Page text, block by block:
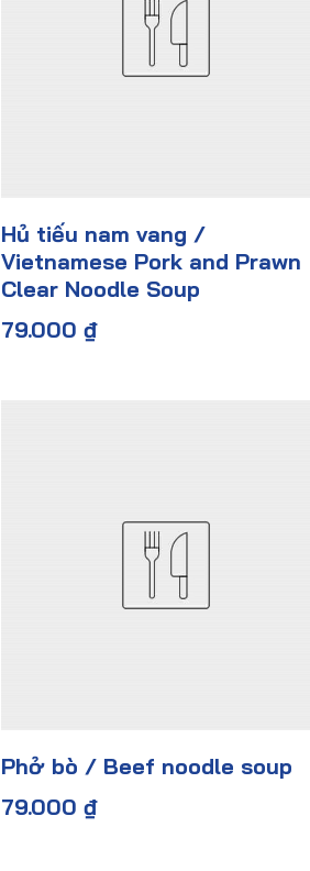
Hủ tiếu nam vang /
Vietnamese Pork and Prawn
Clear Noodle Soup
79.000 ₫
Phở bò / Beef noodle soup
79.000 ₫